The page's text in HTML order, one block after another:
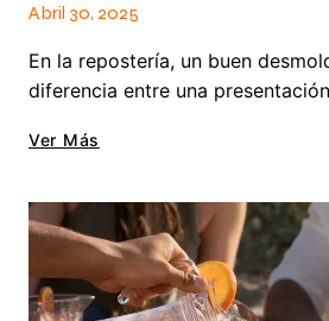
Abril 30, 2025
En la repostería, un buen
diferencia entre una
Ver Más